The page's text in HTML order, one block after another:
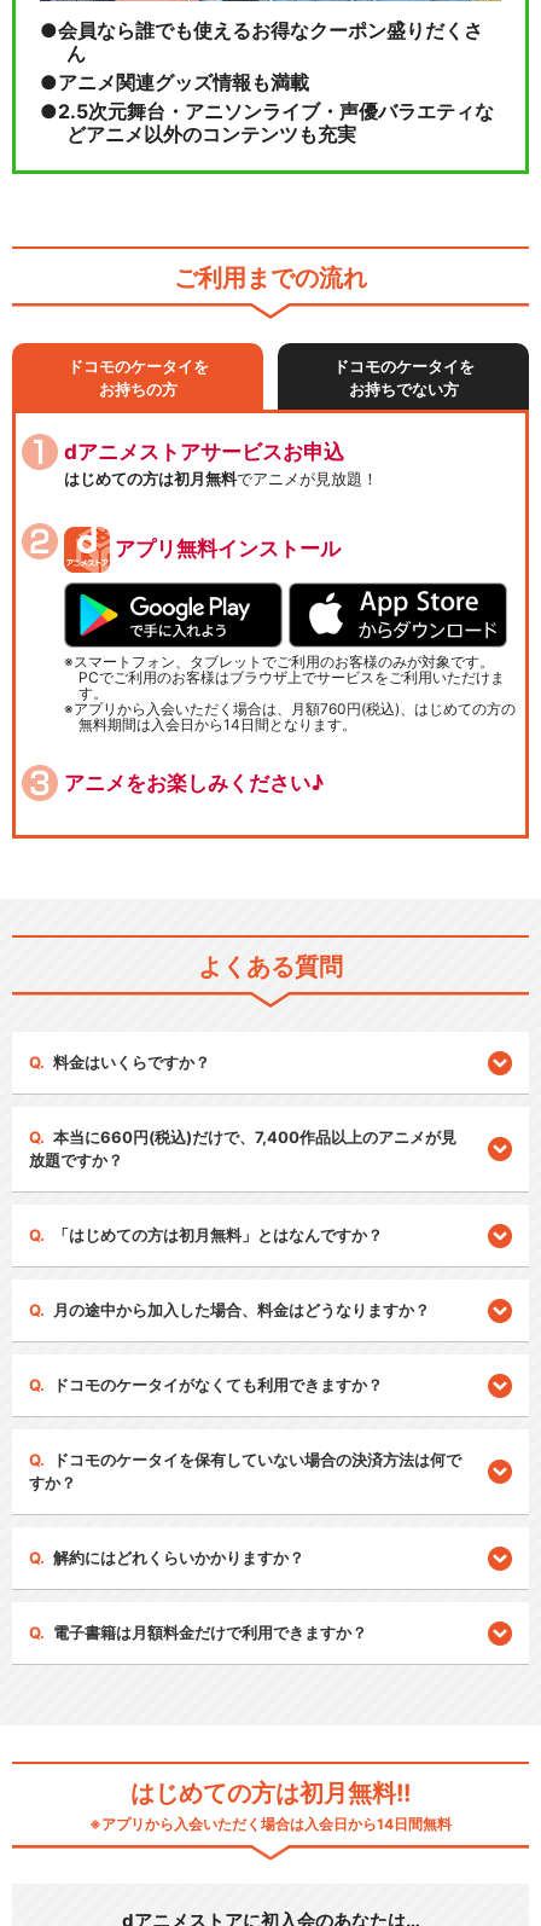
会員なら誰でも使えるお得なクーポン盛りだくさ
ん
アニメ関連グッズ情報も満載
2.5次元舞台・アニソンライブ・声優バラエティな
どアニメ以外のコンテンツも充実
ご利用までの流れ
ドコモのケータイを
お持ちの方
ドコモのケータイを
お持ちでない方
dアニメストアサービスお申込
はじめての方は初月無料でアニメが見放題！
アプリ無料インストール
スマートフォン、タブレットでご利用のお客様のみが対象です。
PCでご利用のお客様はブラウザ上でサービスをご利用いただけま
す。
アプリから入会いただく場合は、月額760円(税込)、はじめての方の
無料期間は入会日から14日間となります。
アニメをお楽しみください♪
よくある質問
料金はいくらですか？
本当に660円(税込)だけで、7,400作品以上のアニメが見
放題ですか？
「はじめての方は初月無料」とはなんですか？
月の途中から加入した場合、料金はどうなりますか？
ドコモのケータイがなくても利用できますか？
ドコモのケータイを保有していない場合の決済方法は何で
すか？
解約にはどれくらいかかりますか？
電子書籍は月額料金だけで利用できますか？
はじめての方は初月無料!!
※アプリから入会いただく場合は入会日から14日間無料
dアニメストアに初入会のあなたは…